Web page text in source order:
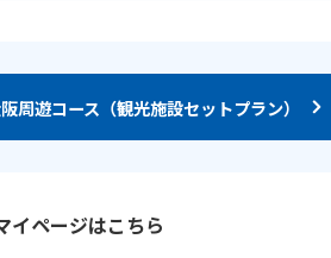
遊コース（観光施設セットプラン）
イページはこちら